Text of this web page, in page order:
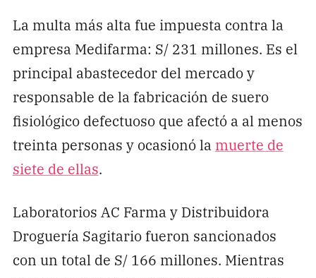
La multa más alta fue impuesta contra la
empresa Medifarma: S/ 231 millones. Es el
principal abastecedor del mercado y
responsable de la fabricación de suero
fisiológico defectuoso que afectó a al menos
treinta personas y ocasionó la muerte de
siete de ellas.
Laboratorios AC Farma y Distribuidora
Droguería Sagitario fueron sancionados
con un total de S/ 166 millones. Mientras